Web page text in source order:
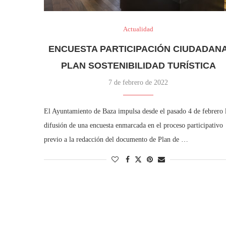
Actualidad
ENCUESTA PARTICIPACIÓN
PLAN SOSTENIBILIDAD TURÍSTICA
7 de febrero de 2022
El Ayuntamiento de Baza impulsa desde el pasado 4 de febrero
difusión de una encuesta enmarcada en el proceso participativo
previo a la redacción del documento de Plan de …